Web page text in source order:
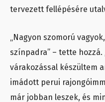
tervezett fellépésére
„Nagyon szomorú
színpadra” – tette hozzá.
várakozással készültem
imádott perui
már jobban leszek, és